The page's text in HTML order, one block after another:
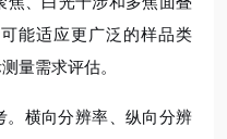
能适应更广泛的样品类
量需求评估。
。横向分辨率、纵向分辨